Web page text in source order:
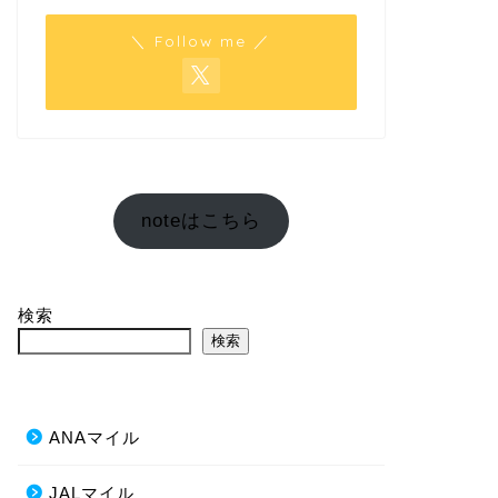
＼ Follow me ／
noteはこちら
検索
検索
ANAマイル
JALマイル